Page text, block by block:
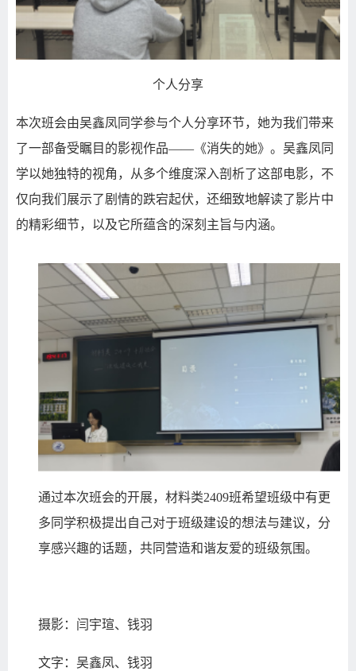
个人分享
本次班会由吴鑫凤同学参与个人分享环节，她为我们带来
了一部备受瞩目的影视作品—— 《消失的她》。吴鑫凤同
学以她独特的视角，从多个维度深入剖析了这部电影，不
仅向我们展示了剧情的跌宕起伏，还细致地解读了影片中
的精彩细节，以及它所蕴含的深刻主旨与内涵。
通过本次班会的开展，材料类2409班希望班级中有更
多同学积极提出自己对于班级建设的想法与建议，分
享感兴趣的话题，共同营造和谐友爱的班级氛围。
摄影：闫宇瑄、钱羽
文字：吴鑫凤、钱羽